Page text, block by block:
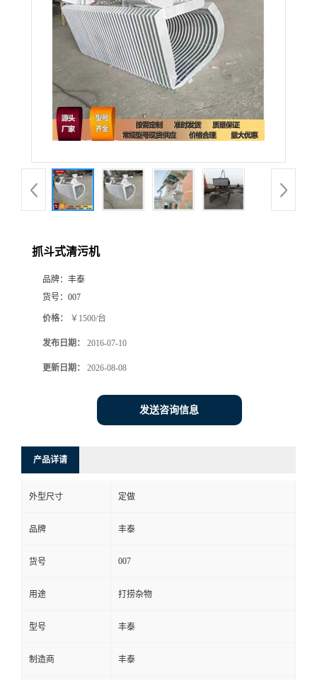
抓斗式清污机
品牌： 丰泰
货号： 007
价格： ￥1500/台
发布日期： 2016-07-10
更新日期： 2026-08-08
发送咨询信息
产品详请
外型尺寸 定做
品牌 丰泰
货号 007
用途 打捞杂物
型号 丰泰
制造商 丰泰